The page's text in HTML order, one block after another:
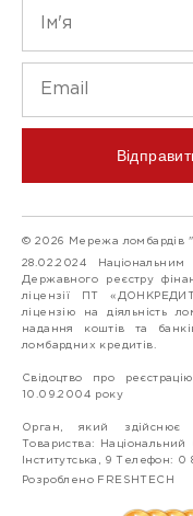
© 2026 Мережа ломбардів
28.02.2024
Державного реєстру
ліцензії ПТ
ліцензію на діяльність
надання коштів та
ломбардних кредитів.
Свідоцтво про
10.09.2004 року
Орган, який здійснює
Товариства:
Інститутська, 9 Телефон:
Розроблено FRESHTECH